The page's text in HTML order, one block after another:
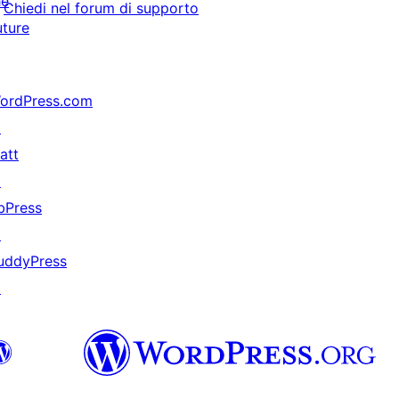
Chiedi nel forum di supporto